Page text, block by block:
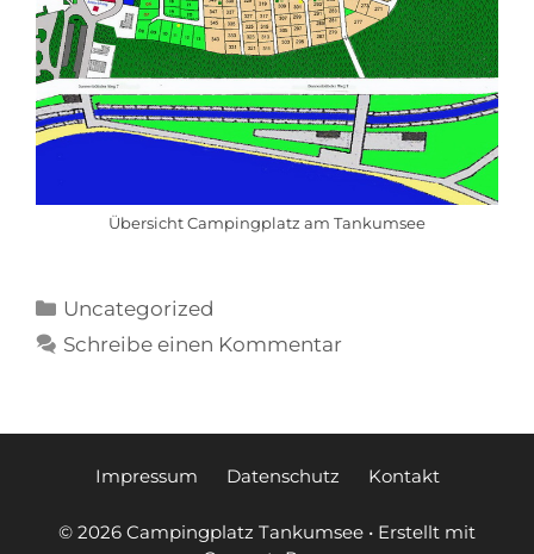
Übersicht Campingplatz am Tankumsee
Uncategorized
Schreibe einen Kommentar
Impressum Datenschutz Kontakt
© 2026 Campingplatz Tankumsee • Erstellt mit